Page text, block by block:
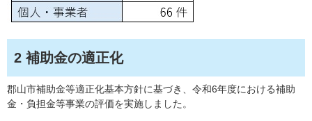
2 補助金の適正化
郡山市補助金等適正化基本方針に基づき、令和6年度における補助
金・負担金等事業の評価を実施しました。